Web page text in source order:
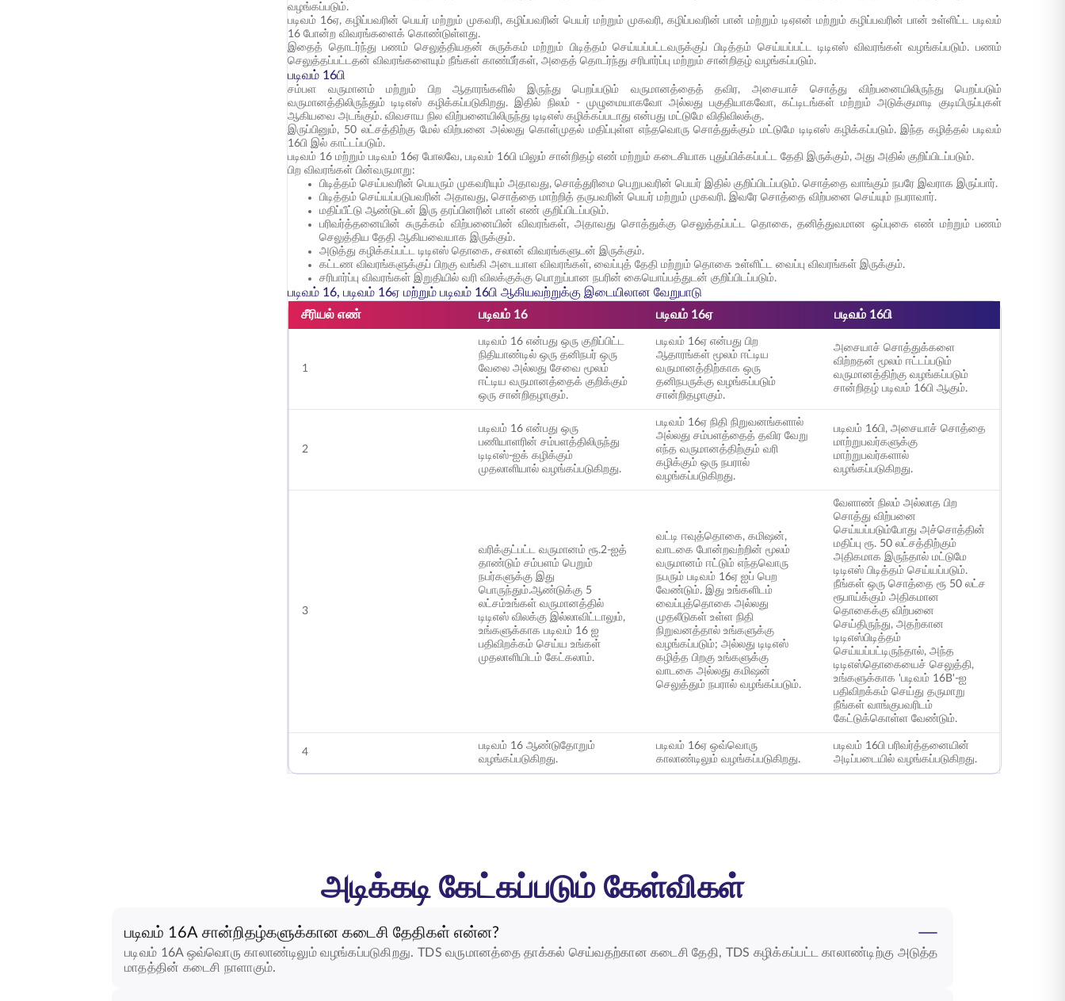
வழங்கப்படும்.
படிவம் 16ஏ, கழிப்பவரின் பெயர் மற்றும் முகவரி, கழிப்பவரின் பெயர் மற்றும் முகவரி, கழிப்பவரின் பான் மற்றும் டிஏஎன் மற்றும் கழிப்பவரின் பான் உள்ளிட்ட படிவம்
16 போன்ற விவரங்களைக் கொண்டுள்ளது.
இதைத் தொடர்ந்து பணம் செலுத்தியதன் சுருக்கம் மற்றும் பிடித்தம் செய்யப்பட்டவருக்குப் பிடித்தம் செய்யப்பட்ட டிடிஎஸ் விவரங்கள் வழங்கப்படும். பணம்
செலுத்தப்பட்டதன் விவரங்களையும் நீங்கள் காண்பீர்கள், அதைத் தொடர்ந்து சரிபார்ப்பு மற்றும் சான்றிதழ் வழங்கப்படும்.
படிவம் 16பி
சம்பள வருமானம் மற்றும் பிற ஆதாரங்களில் இருந்து பெறப்படும் வருமானத்தைத் தவிர, அசையாச் சொத்து விற்பனையிலிருந்து பெறப்படும்
வருமானத்திலிருந்தும் டிடிஎஸ் கழிக்கப்படுகிறது. இதில் நிலம் - முழுமையாகவோ அல்லது பகுதியாகவோ, கட்டிடங்கள் மற்றும் அடுக்குமாடி குடியிருப்புகள்
ஆகியவை அடங்கும். விவசாய நில விற்பனையிலிருந்து டிடிஎஸ் கழிக்கப்படாது என்பது மட்டுமே விதிவிலக்கு.
இருப்பினும், 50 லட்சத்திற்கு மேல் விற்பனை அல்லது கொள்முதல் மதிப்புள்ள எந்தவொரு சொத்துக்கும் மட்டுமே டிடிஎஸ் கழிக்கப்படும். இந்த கழித்தல் படிவம்
16பி இல் காட்டப்படும்.
படிவம் 16 மற்றும் படிவம் 16ஏ போலவே, படிவம் 16பி யிலும் சான்றிதழ் எண் மற்றும் கடைசியாக புதுப்பிக்கப்பட்ட தேதி இருக்கும், அது அதில் குறிப்பிடப்படும்.
பிற விவரங்கள் பின்வருமாறு:
பிடித்தம் செய்பவரின் பெயரும் முகவரியும் அதாவது, சொத்துரிமை பெறுபவரின் பெயர் இதில் குறிப்பிடப்படும். சொத்தை வாங்கும் நபரே இவராக இருப்பார்.
பிடித்தம் செய்யப்படுபவரின் அதாவது, சொத்தை மாற்றித் தருபவரின் பெயர் மற்றும் முகவரி. இவரே சொத்தை விற்பனை செய்யும் நபராவார்.
மதிப்பீட்டு ஆண்டுடன் இரு தரப்பினரின் பான் எண் குறிப்பிடப்படும்.
பரிவர்த்தனையின் சுருக்கம் விற்பனையின் விவரங்கள், அதாவது சொத்துக்கு செலுத்தப்பட்ட தொகை, தனித்துவமான ஒப்புகை எண் மற்றும் பணம்
செலுத்திய தேதி ஆகியவையாக இருக்கும்.
அடுத்து கழிக்கப்பட்ட டிடிஎஸ் தொகை, சலான் விவரங்களுடன் இருக்கும்.
கட்டண விவரங்களுக்குப் பிறகு வங்கி அடையாள விவரங்கள், வைப்புத் தேதி மற்றும் தொகை உள்ளிட்ட வைப்பு விவரங்கள் இருக்கும்.
சரிபார்ப்பு விவரங்கள் இறுதியில் வரி விலக்குக்கு பொறுப்பான நபரின் கையொப்பத்துடன் குறிப்பிடப்படும்.
படிவம் 16, படிவம் 16ஏ மற்றும் படிவம் 16பி ஆகியவற்றுக்கு இடையிலான வேறுபாடு
சீரியல் எண்
படிவம் 16 படிவம் 16ஏ படிவம் 16பி
1
படிவம் 16 என்பது ஒரு குறிப்பிட்ட
நிதியாண்டில் ஒரு தனிநபர் ஒரு
வேலை அல்லது சேவை மூலம்
ஈட்டிய வருமானத்தைக் குறிக்கும்
ஒரு சான்றிதழாகும்.
படிவம் 16ஏ என்பது பிற
ஆதாரங்கள் மூலம் ஈட்டிய
வருமானத்திற்காக ஒரு
தனிநபருக்கு வழங்கப்படும்
சான்றிதழாகும்.
அசையாச் சொத்துக்களை
விற்றதன் மூலம் ஈட்டப்படும்
வருமானத்திற்கு வழங்கப்படும்
சான்றிதழ் படிவம் 16பி ஆகும்.
2
படிவம் 16 என்பது ஒரு
பணியாளரின் சம்பளத்திலிருந்து
டிடிஎஸ்-ஐக் கழிக்கும்
முதலாளியால் வழங்கப்படுகிறது.
படிவம் 16ஏ நிதி நிறுவனங்களால்
அல்லது சம்பளத்தைத் தவிர வேறு
எந்த வருமானத்திற்கும் வரி
கழிக்கும் ஒரு நபரால்
வழங்கப்படுகிறது.
படிவம் 16பி, அசையாச் சொத்தை
மாற்றுபவர்களுக்கு
மாற்றுபவர்களால்
வழங்கப்படுகிறது.
3
வரிக்குட்பட்ட வருமானம் ரூ.2-ஐத்
தாண்டும் சம்பளம் பெறும்
நபர்களுக்கு இது
பொருந்தும்.ஆண்டுக்கு 5
லட்சம்உங்கள் வருமானத்தில்
டிடிஎஸ் விலக்கு இல்லாவிட்டாலும்,
உங்களுக்காக படிவம் 16 ஐ
பதிவிறக்கம் செய்ய உங்கள்
முதலாளியிடம் கேட்கலாம்.
வட்டி ஈவுத்தொகை, கமிஷன்,
வாடகை போன்றவற்றின் மூலம்
வருமானம் ஈட்டும் எந்தவொரு
நபரும் படிவம் 16ஏ ஐப் பெற
வேண்டும். இது உங்களிடம்
வைப்புத்தொகை அல்லது
முதலீடுகள் உள்ள நிதி
நிறுவனத்தால் உங்களுக்கு
வழங்கப்படும்; அல்லது டிடிஎஸ்
கழித்த பிறகு உங்களுக்கு
வாடகை அல்லது கமிஷன்
செலுத்தும் நபரால் வழங்கப்படும்.
வேளாண் நிலம் அல்லாத பிற
சொத்து விற்பனை
செய்யப்படும்போது அச்சொத்தின்
மதிப்பு ரூ. 50 லட்சத்திற்கும்
அதிகமாக இருந்தால் மட்டுமே
டிடிஎஸ் பிடித்தம் செய்யப்படும்.
நீங்கள் ஒரு சொத்தை ரூ 50 லட்ச
ரூபாய்க்கும் அதிகமான
தொகைக்கு விற்பனை
செய்திருந்து, அதற்கான
டிடிஎஸ்பிடித்தம்
செய்யப்பட்டிருந்தால், அந்த
டிடிஎஸ்தொகையைச் செலுத்தி,
உங்களுக்காக 'படிவம் 16B'-ஐ
பதிவிறக்கம் செய்து தருமாறு
நீங்கள் வாங்குபவரிடம்
கேட்டுக்கொள்ள வேண்டும்.
4
படிவம் 16 ஆண்டுதோறும்
வழங்கப்படுகிறது.
படிவம் 16ஏ ஒவ்வொரு
காலாண்டிலும் வழங்கப்படுகிறது.
படிவம் 16பி பரிவர்த்தனையின்
அடிப்படையில் வழங்கப்படுகிறது.
அடிக்கடி கேட்கப்படும் கேள்விகள்
படிவம் 16A சான்றிதழ்களுக்கான கடைசி தேதிகள் என்ன?
படிவம் 16A ஒவ்வொரு காலாண்டிலும் வழங்கப்படுகிறது. TDS வருமானத்தை தாக்கல் செய்வதற்கான கடைசி தேதி, TDS கழிக்கப்பட்ட காலாண்டிற்கு அடுத்த
மாதத்தின் கடைசி நாளாகும்.